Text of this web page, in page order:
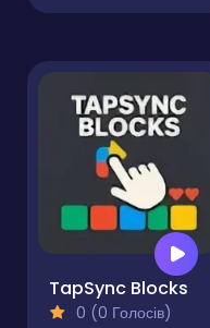
TapSync Blocks
0 (0 Голосів)